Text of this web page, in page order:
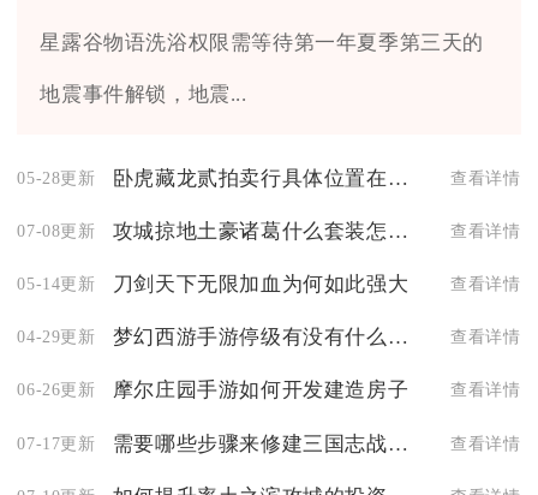
星露谷物语洗浴权限需等待第一年夏季第三天的
地震事件解锁，地震...
05-28更新 卧虎藏龙贰拍卖行具体位置在哪儿 查看详情
07-08更新 攻城掠地土豪诸葛什么套装怎么样 查看详情
05-14更新 刀剑天下无限加血为何如此强大 查看详情
04-29更新 梦幻西游手游停级有没有什么捷径 查看详情
06-26更新 摩尔庄园手游如何开发建造房子 查看详情
07-17更新 需要哪些步骤来修建三国志战略版的箭塔 查看详情